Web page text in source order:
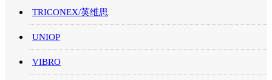
TRICONEX/英维思
UNIOP
VIBRO